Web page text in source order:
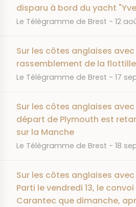
disparu à bord du yacht
JOURNAL
Le Télégramme de Brest DATE
12
Sur les côtes anglaises avec
rassemblement de la flottille
JOURNAL
Le Télégramme de Brest DATE
17
Sur les côtes anglaises avec
départ de Plymouth est
sur la Manche
JOURNAL
Le Télégramme de Brest DATE
18
Sur les côtes anglaises
Parti le vendredi 13, le
Carantec que dimanche,